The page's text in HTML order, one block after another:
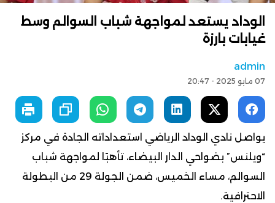
الوداد يستعد لمواجهة شباب السوالم وسط
غيابات بارزة
admin
07 مايو 2025 - 20:47
يواصل نادي الوداد الرياضي استعداداته الجادة في مركز
“ويلنس” بضواحي الدار البيضاء، تأهبًا لمواجهة شباب
السوالم، مساء الخميس، ضمن الجولة 29 من البطولة
الاحترافية.